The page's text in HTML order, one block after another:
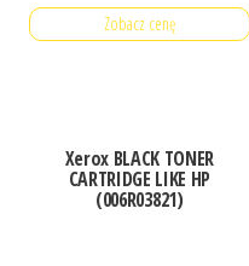
Zobacz cenę
Xerox BLACK TONER
CARTRIDGE LIKE HP
(006R03821)